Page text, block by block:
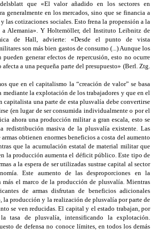
que «El valor añadido en los sectores en
generalmente en los mercados, sino que se financia a
las cotizaciones sociales. Esto frena la propensión a la
a Alemania». Y Holtemöller, del Instituto Leibnitz de
de Hall, advierte: «Desde el punto de vista
son más bien gastos de consumo (...) Aunque los
generar efectos de repercusión, esto no ocurre
a una pequeña parte del presupuesto» (Berl. Ztg.
que en el capitalismo la “creación de valor” se basa
la explotación de los trabajadores y que en el
capitalista una parte de esta plusvalía debe convertirse
(en lugar de ser consumida individualmente o por el
ahora una producción militar a gran escala, esto se
redistribución masiva de la plusvalía existente. Las
armas obtienen enormes beneficios a costa del aumento
que la acumulación estatal de material militar que
la producción aumenta el déficit público. Este tipo de
a la espera de ser utilizadas sustrae capital al sector
Este aumento de las desproporciones en la
más el marco de la producción de plusvalía. Mientras
de armas disfrutan de beneficios adicionales
la producción y la realización de plusvalía por parte de
se ven reducidas. El capital y el estado trabajan, por
tasa de plusvalía, intensificando la explotación.
de defensa no conoce límites, en todos los demás